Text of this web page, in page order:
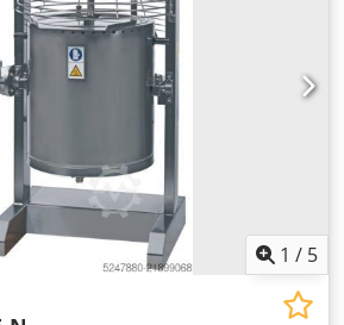
1 / 5